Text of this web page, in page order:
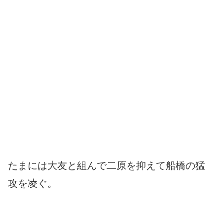
たまには大友と組んで二原を抑えて船橋の猛
攻を凌ぐ。